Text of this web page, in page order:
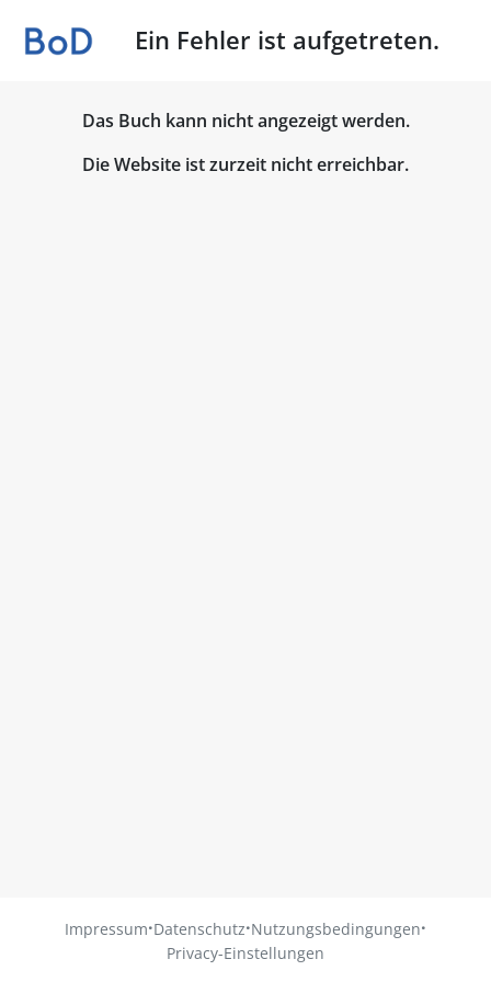
Ein Fehler ist aufgetreten.
Das Buch kann nicht angezeigt werden.
Die Website ist zurzeit nicht erreichbar.
Impressum·Datenschutz·Nutzungsbedingungen·
Privacy-Einstellungen